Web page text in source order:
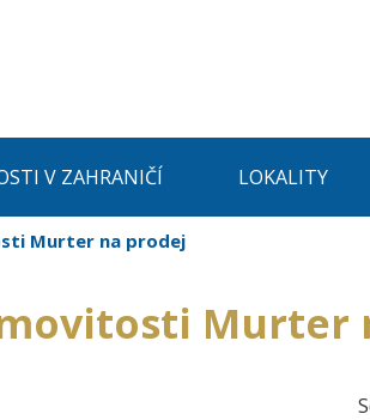
V ZAHRANIČÍ LOKALITY
Murter na prodej
Murter